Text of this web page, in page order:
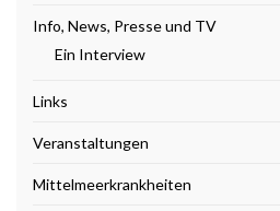
Info, News, Presse und TV
Ein Interview
Links
Veranstaltungen
Mittelmeerkrankheiten